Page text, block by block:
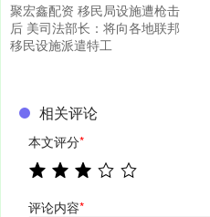
聚宏鑫配资 移民局设施遭枪击
后 美司法部长：将向各地联邦
移民设施派遣特工
相关评论
本文评分*
评论内容*